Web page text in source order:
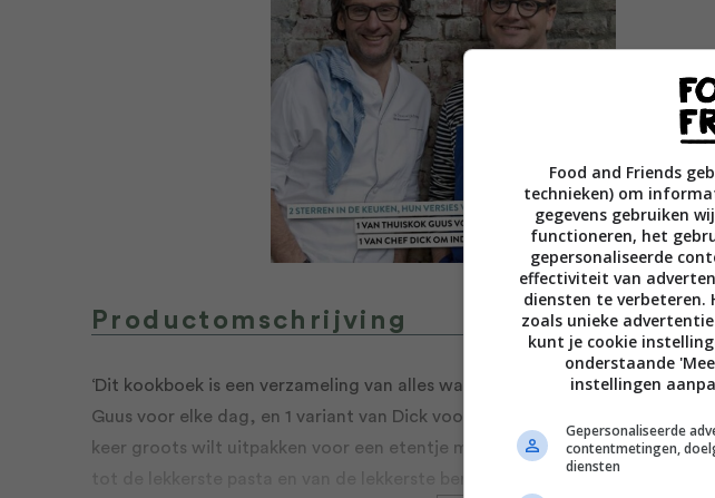
Productomschrijving
‘Dit kookboek is een verzameling van alles wat wij het lekkerst vinden.
Guus voor elke dag, en 1 variant van Dick voor als je net wat meer tijd hebt
keer groots wilt uitpakken voor een etentje met vrienden of familie. Van
Food and Friends
technieken) om
gegevens gebruiken
functioneren, het
gepersonaliseerde
effectiviteit van
diensten te verbeteren.
zoals unieke
kunt je cookie
onderstaande
instellingen
Gepersonaliseerde
contentmetingen,
diensten